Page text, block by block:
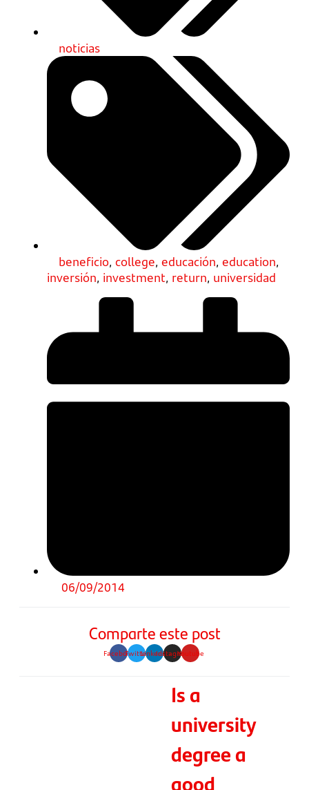
noticias
beneficio, college, educación, education,
inversión, investment, return, universidad
06/09/2014
Comparte este post
FacebookTwitterLinkedinInstagramYoutube
Is a
university
degree a
good